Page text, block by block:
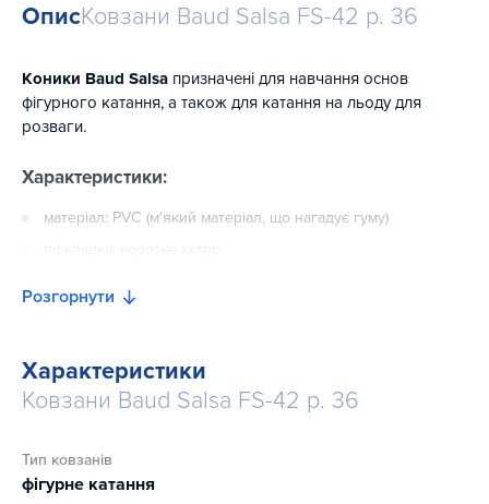
ОписКовзани Baud Salsa FS-42 р. 36
Коники Baud Salsa призначені для навчання основ
фігурного катання, а також для катання на льоду для
розваги.
Характеристики:
матеріал: PVC (м'який матеріал, що нагадує гуму)
Розгорнути
Характеристики
Ковзани Baud Salsa FS-42 р. 36
Тип ковзанів
фігурне катання